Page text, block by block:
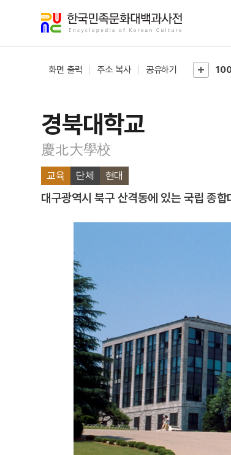
화면 출력 주소 복사 공유하기
경북대학교
慶北大學校
교육 단체 현대
대구광역시 북구 산격동에 있는 국립 종합